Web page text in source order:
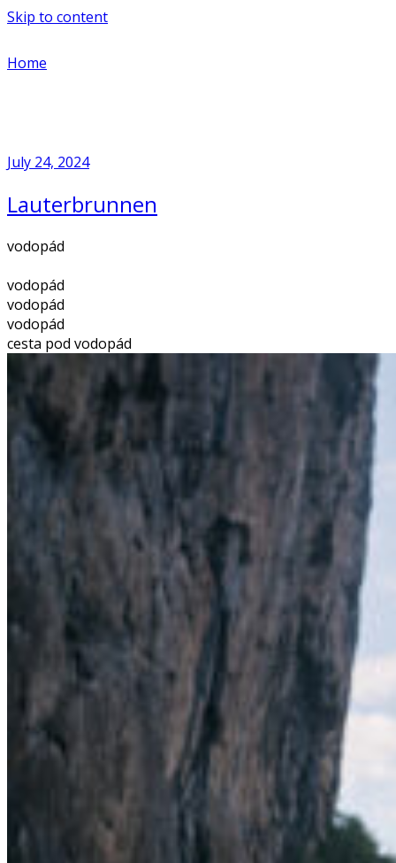
Skip to content
Home
July 24, 2024
Lauterbrunnen
vodopád
vodopád
vodopád
vodopád
cesta pod vodopád